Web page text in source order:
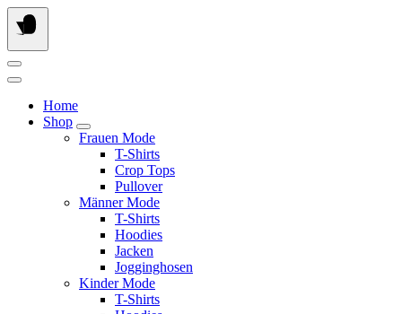
Springe
zum
Inhalt
Home
Shop
Frauen Mode
T-Shirts
Crop Tops
Pullover
Männer Mode
T-Shirts
Hoodies
Jacken
Jogginghosen
Kinder Mode
T-Shirts